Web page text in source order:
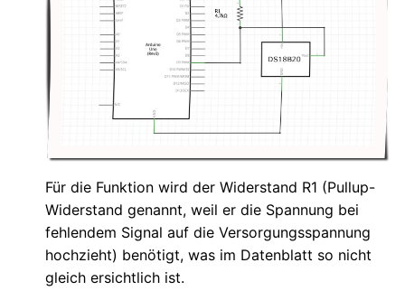
Für die Funktion wird der Widerstand R1 (Pullup-
Widerstand genannt, weil er die Spannung bei
fehlendem Signal auf die Versorgungsspannung
hochzieht) benötigt, was im Datenblatt so nicht
gleich ersichtlich ist.